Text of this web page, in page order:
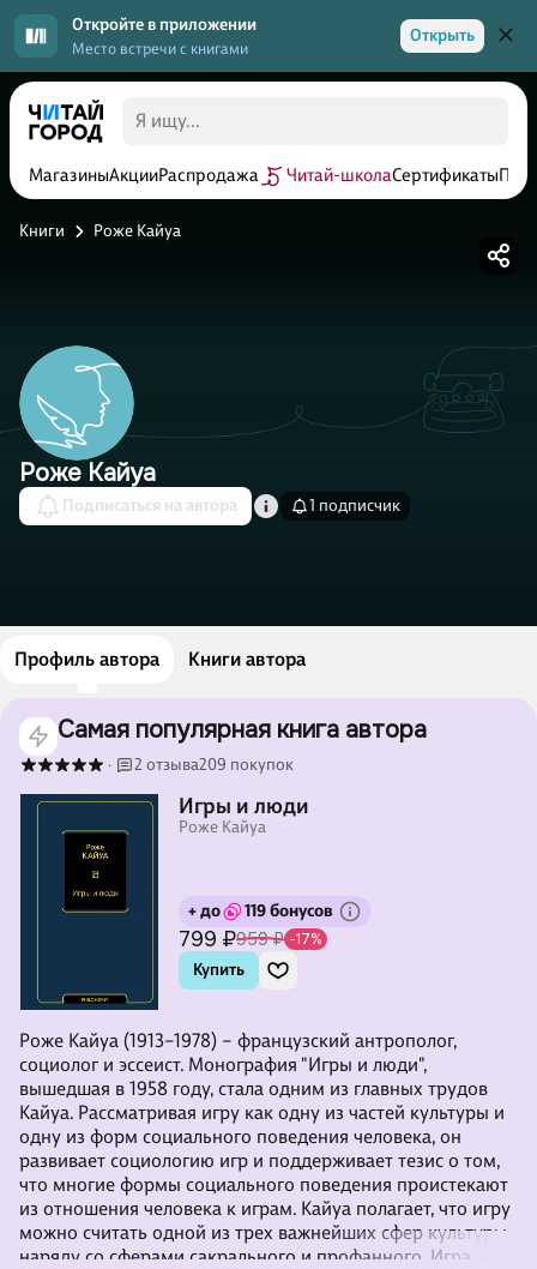
Откройте в приложении
Место встречи с книгами
Открыть
МагазиныАкцииРаспродажа Читай-школаСертификаты
Книги Роже Кайуа
Роже Кайуа
Подписаться на автора 1 подписчик
Профиль автора Книги автора
Самая популярная книга автора
· 2 отзыва209 покупок
Игры и люди
Роже Кайуа
+ до 119 бонусов
799 ₽959 ₽ -17%
Купить
Роже Кайуа (1913–1978) – французский антрополог,
социолог и эссеист. Монография "Игры и люди",
вышедшая в 1958 году, стала одним из главных трудов
Кайуа. Рассматривая игру как одну из частей культуры и
одну из форм социального поведения человека, он
развивает социологию игр и поддерживает тезис о том,
что многие формы социального поведения проистекают
из отношения человека к играм. Кайуа полагает, что игру
можно считать одной из трех важнейших сфер культуры
наряду со сферами сакрального и профанного. Игра –